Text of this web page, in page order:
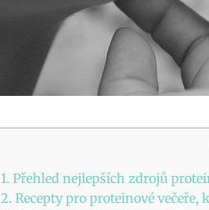
1. Přehled nejlepších zdrojů
2. Recepty pro proteinové večeře,